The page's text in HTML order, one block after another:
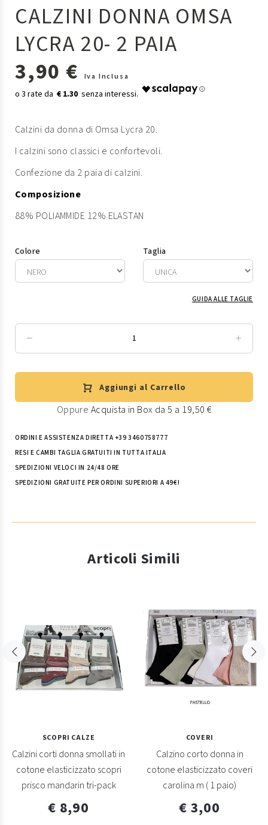
CALZINI DONNA OMSA
LYCRA 20- 2 PAIA
3,90 €
Iva Inclusa
€ 1.30
Calzini da donna di Omsa Lycra 20.
I calzini sono classici e confortevoli.
Confezione da 2 paia di calzini.
Composizione
88% POLIAMMIDE 12% ELASTAN
Colore Taglia
GUIDA ALLE TAGLIE
Aggiungi al Carrello
Oppure Acquista in Box da 5 a 19,50 €
ORDINI E ASSISTENZA DIRETTA +39 3460758777
RESI E CAMBI TAGLIA GRATUITI IN TUTTA ITALIA
SPEDIZIONI VELOCI IN 24/48 ORE
SPEDIZIONI GRATUITE PER ORDINI SUPERIORI A 49€!
Articoli Simili
SCOPRI CALZE
Calzini corti donna smollati in
cotone elasticizzato scopri
prisco mandarin tri-pack
€ 8,90
COVERI
Calzino corto donna in
cotone elasticizzato coveri
carolina m ( 1 paio)
€ 3,00